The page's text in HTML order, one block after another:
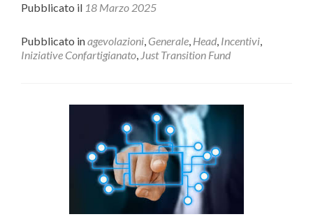
Pubblicato il 18 Marzo 2025
Pubblicato inagevolazioni, Generale, Head, Incentivi,
Iniziative Confartigianato, Just Transition Fund